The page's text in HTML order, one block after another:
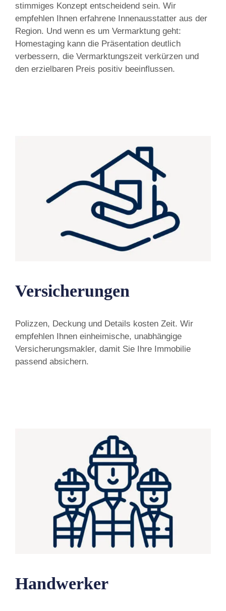
stimmiges Konzept entscheidend sein. Wir
empfehlen Ihnen erfahrene Innenausstatter aus der
Region. Und wenn es um Vermarktung geht:
Homestaging kann die Präsentation deutlich
verbessern, die Vermarktungszeit verkürzen und
den erzielbaren Preis positiv beeinflussen.
Versicherungen
Polizzen, Deckung und Details kosten Zeit. Wir
empfehlen Ihnen einheimische, unabhängige
Versicherungsmakler, damit Sie Ihre Immobilie
passend absichern.
Handwerker